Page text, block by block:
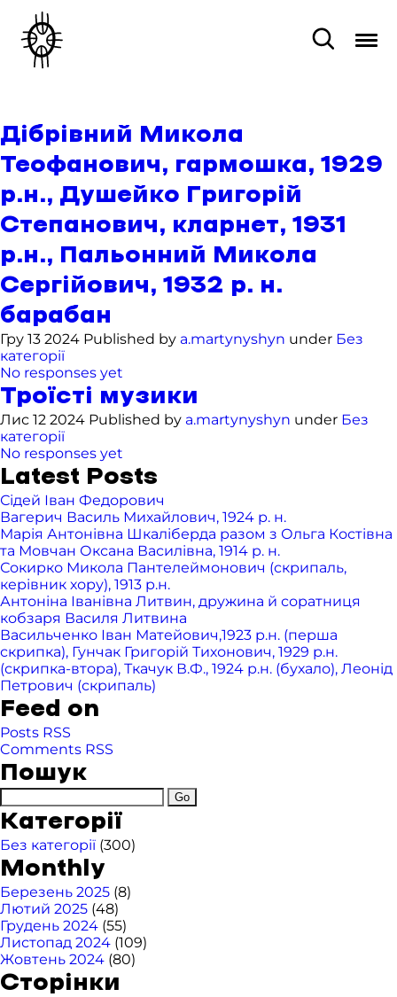
Дібрівний Микола
Теофанович, гармошка, 1929
р.н., Душейко Григорій
Степанович, кларнет, 1931
р.н., Пальонний Микола
Сергійович, 1932 р. н.
барабан
Гру 13 2024 Published by a.martynyshyn under Без
категорії
No responses yet
Троїсті музики
Лис 12 2024 Published by a.martynyshyn under Без
категорії
No responses yet
Latest Posts
Сідей Іван Федорович
Вагерич Василь Михайлович, 1924 р. н.
Марія Антонівна Шкаліберда разом з Ольга Костівна
та Мовчан Оксана Василівна, 1914 р. н.
Сокирко Микола Пантелеймонович (скрипаль,
керівник хору), 1913 р.н.
Антоніна Іванівна Литвин, дружина й соратниця
кобзаря Василя Литвина
Васильченко Іван Матейович,1923 р.н. (перша
скрипка), Гунчак Григорій Тихонович, 1929 р.н.
(скрипка-втора), Ткачук В.Ф., 1924 р.н. (бухало), Леонід
Петрович (скрипаль)
Feed on
Posts RSS
Comments RSS
Пошук
Категорії
Без категорії (300)
Monthly
Березень 2025 (8)
Лютий 2025 (48)
Грудень 2024 (55)
Листопад 2024 (109)
Жовтень 2024 (80)
Сторінки